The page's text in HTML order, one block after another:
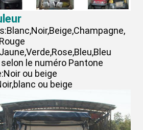
le numéro Pantone
ou beige
ou beige